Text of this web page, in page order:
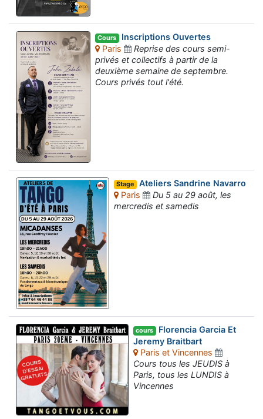
Cours Inscriptions Ouvertes
Paris
Reprise des cours semi-
privés et collectifs à partir de la
deuxième semaine de septembre.
Cours privés tout l'été.
Stage Ateliers Sandrine Navarro
Paris
Du 5 au 29 août, les
mercredis et samedis
cours Florencia Garcia Et
Jeremy Braitbart
Paris et Vincennes
Cours tous les JEUDIS à
Paris, tous les LUNDIS à
Vincennes